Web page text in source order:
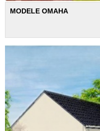
MODELE OMAHA